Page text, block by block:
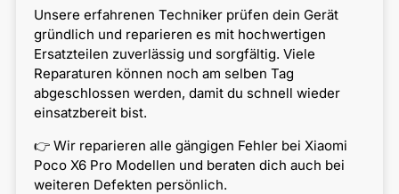
Unsere erfahrenen Techniker prüfen dein Gerät
gründlich und reparieren es mit hochwertigen
Ersatzteilen zuverlässig und sorgfältig. Viele
Reparaturen können noch am selben Tag
abgeschlossen werden, damit du schnell wieder
einsatzbereit bist.
👉 Wir reparieren alle gängigen Fehler bei Xiaomi
Poco X6 Pro Modellen und beraten dich auch bei
weiteren Defekten persönlich.